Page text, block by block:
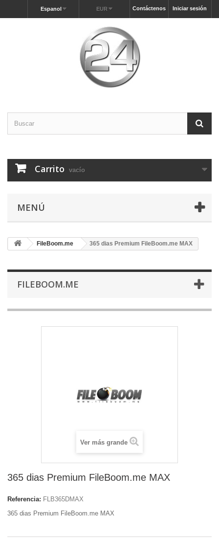
Iniciar sesión
Contáctenos
EUR
Espanol
Carrito vacío
MENÚ
FileBoom.me 365 dias Premium FileBoom.me MAX
FILEBOOM.ME
Ver más grande
365 dias Premium FileBoom.me MAX
Referencia: FLB365DMAX
365 dias Premium FileBoom.me MAX